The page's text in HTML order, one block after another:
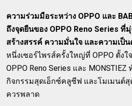
ความร่วมมือระหว่าง OPPO และ
ถึงจุดยืนของ OPPO Reno Series ที่
สร้างสรรค์ ความมั่นใจ และความเป็น
หนึ่งเซอร์ไพรส์ครั้งใหญ่ที่ OPPO ตั้ง
OPPO Reno Series และ
กิจกรรมสุดเอ็กซ์คลูซีฟ และโมเมนต์
ควรพลาด